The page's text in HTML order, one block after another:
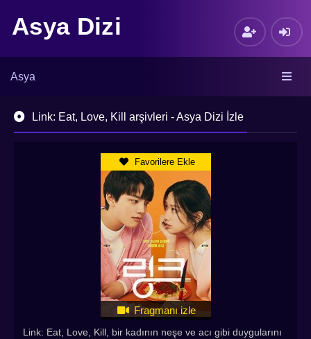
Asya Dizi
Asya
Link: Eat, Love, Kill arşivleri - Asya Dizi İzle
Favorilere Ekle
Fragmanı izle
Link: Eat, Love, Kill, bir kadının neşe ve acı gibi duygularını